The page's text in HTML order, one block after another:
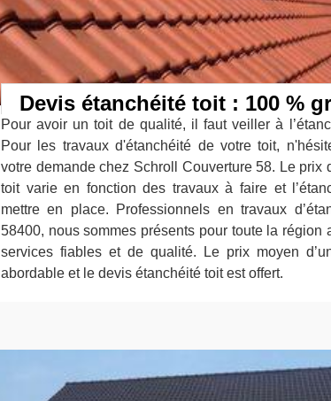
Devis étanchéité toit : 100 %
Pour avoir un toit de qualité, il faut veiller à
Pour les travaux d'étanchéité de votre toit,
votre demande chez Schroll Couverture 58. Le prix
toit varie en fonction des travaux à faire et
mettre en place. Professionnels en travaux
58400, nous sommes présents pour toute la région
services fiables et de qualité. Le prix moyen
abordable et le devis étanchéité toit est offert.